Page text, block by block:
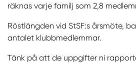
räknas varje familj som 2,8
Röstlängden vid StSF:s årsmöte,
antalet klubbmedlemmar.
Tänk på att de uppgifter ni